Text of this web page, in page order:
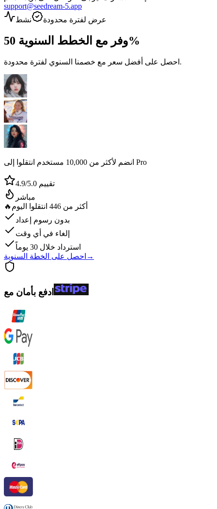
support@seedream-5.app
عرض لفترة محدودة
نشط
وفر مع الخطط السنوية50%
احصل على أفضل سعر مع خصمنا السنوي لفترة محدودة.
انضم لأكثر من 10,000 مستخدم انتقلوا إلى Pro
تقييم 4.9/5.0
مباشر
🔥
أكثر من 446 انتقلوا اليوم
بدون رسوم إعداد
إلغاء في أي وقت
استرداد خلال 30 يوماً
احصل على الخطة السنوية →
ادفع بأمان مع